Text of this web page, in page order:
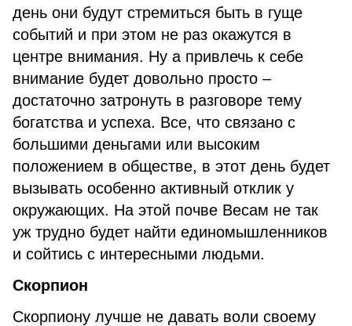
день они будут стремиться быть в гуще
событий и при этом не раз окажутся в
центре внимания. Ну а привлечь к себе
внимание будет довольно просто –
достаточно затронуть в разговоре тему
богатства и успеха. Все, что связано с
большими деньгами или высоким
положением в обществе, в этот день будет
вызывать особенно активный отклик у
окружающих. На этой почве Весам не так
уж трудно будет найти единомышленников
и сойтись с интересными людьми.
Скорпион
Скорпиону лучше не давать воли своему